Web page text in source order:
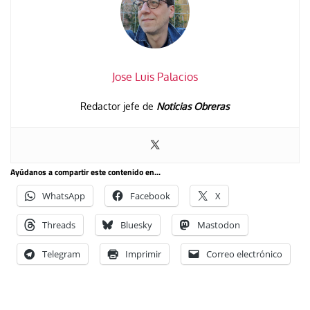
Jose Luis Palacios
Redactor jefe de Noticias Obreras
Ayúdanos a compartir este contenido en...
WhatsApp Facebook X
Threads Bluesky Mastodon
Telegram Imprimir Correo electrónico